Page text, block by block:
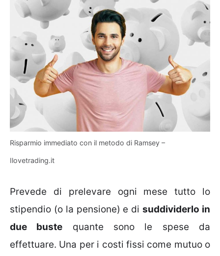
Risparmio immediato con il metodo di Ramsey –
Ilovetrading.it
Prevede di prelevare ogni mese tutto lo
stipendio (o la pensione) e disuddividerlo in
due buste quante sono le spese da
effettuare. Una per i costi fissi come mutuo o